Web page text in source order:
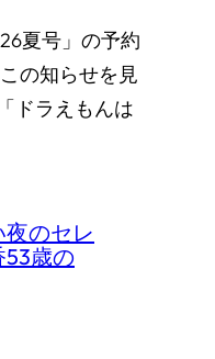
夏号」の予約
の知らせを見
ドラえもんは
のセレ
歳の